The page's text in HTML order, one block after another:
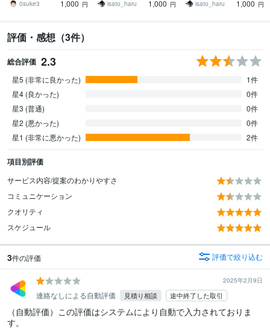
0suke3 1,000 円 isato_haru 1,000 円 isato_haru 1,000 円
評価・感想（3件）
総合評価 2.3
星5 (非常に良かった)
1件
星4 (良かった)
0件
星3 (普通)
0件
星2 (悪かった)
0件
星1 (非常に悪かった)
2件
項目別評価
サービス内容/提案のわかりやすさ
コミュニケーション
クオリティ
スケジュール
3件の評価 評価で絞り込む
2025年2月9日
連絡なしによる自動評価 見積り相談 途中終了した取引
（自動評価）この評価はシステムにより自動で入力されておりま
す。